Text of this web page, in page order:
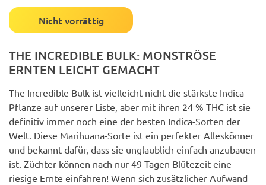
Nicht vorrättig
THE INCREDIBLE BULK: MONSTRÖSE
ERNTEN LEICHT GEMACHT
The Incredible Bulk ist vielleicht nicht die stärkste Indica-
Pflanze auf unserer Liste, aber mit ihren 24 % THC ist sie
definitiv immer noch eine der besten Indica-Sorten der
Welt. Diese Marihuana-Sorte ist ein perfekter Alleskönner
und bekannt dafür, dass sie unglaublich einfach anzubauen
ist. Züchter können nach nur 49 Tagen Blütezeit eine
riesige Ernte einfahren! Wenn sich zusätzlicher Aufwand